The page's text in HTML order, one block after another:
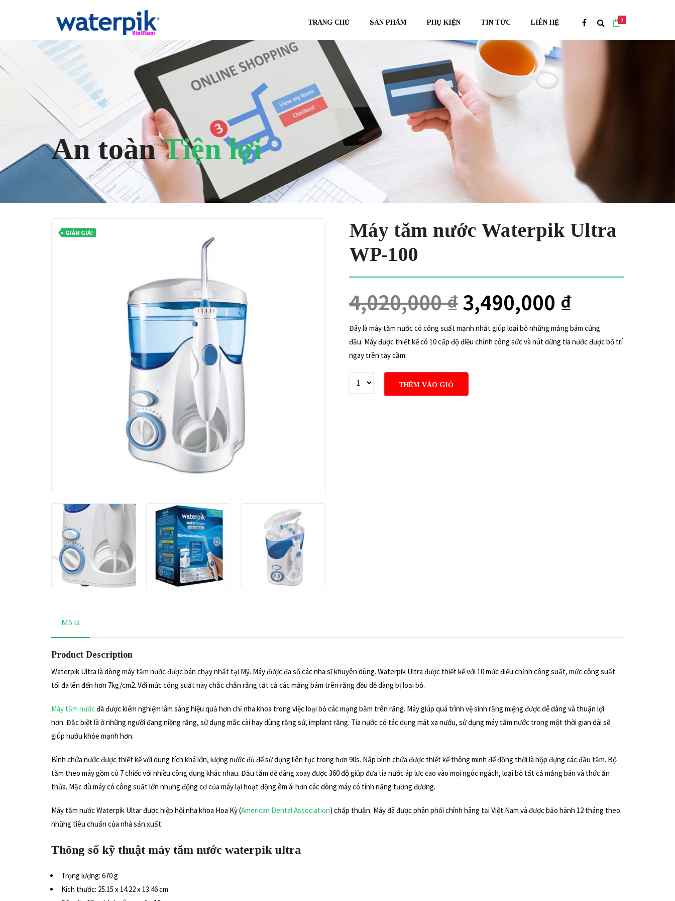
0
TRANG CHỦ SẢN PHẨM PHỤ KIỆN TIN TỨC LIÊN HỆ
An toànTiện lợi
GIẢM GIÁ!
Máy tăm nước Waterpik Ultra
WP-100
4,020,000₫3,490,000 ₫
Đây là máy tăm nước có công suất mạnh nhất giúp loại bỏ những mảng bám cứng
đầu. Máy được thiết kế có 10 cấp độ điều chỉnh công sức và nút dừng tia nước được bố trí
ngay trên tay cầm.
THÊM VÀO GIỎ
Mô tả
Product Description
Waterpik Ultra là dòng máy tăm nước được bán chạy nhất tại Mỹ. Máy được đa số các nha sĩ khuyên dùng. Waterpik Ultra được thiết kế với 10 mức điều chỉnh công suất, mức công suất
tối đa lên đến hơn 7kg/cm2. Với mức công suất này chắc chắn rằng tất cả các mảng bám trên răng đều dễ dàng bị loại bỏ.
Máy tăm nướcđã được kiểm nghiệm lâm sàng hiệu quả hơn chỉ nha khoa trong việc loại bỏ các mạng băm trên răng. Máy giúp quá trình vệ sinh răng miệng được dễ dàng và thuận lợi
hơn. Đặc biệt là ở những người đang niềng răng, sử dụng mắc cài hay dùng răng sứ, implant răng. Tia nước có tác dụng mát xa nướu, sử dụng máy tăm nước trong một thời gian dài sẽ
giúp nướu khỏe mạnh hơn.
Bình chứa nước được thiết kế với dung tích khá lớn, lượng nước đủ để sử dụng liên tục trong hơn 90s. Nắp bình chứa được thiết kế thông minh để đồng thời là hộp đựng các đầu tăm. Bộ
tăm theo máy gồm có 7 chiếc với nhiều công dụng khác nhau. Đầu tăm dễ dàng xoay được 360 độ giúp đưa tia nước áp lực cao vào mọi ngóc ngách, loại bỏ tất cả mảng bán và thức ăn
thừa. Mặc dù máy có công suất lớn nhưng động cơ của máy lại hoạt động êm ái hơn các dòng máy có tính năng tương đương.
Máy tăm nước Waterpik Ultar được hiệp hội nha khoa Hoa Kỳ (American Dental Association) chấp thuận. Máy đã được phân phối chính hãng tại Việt Nam và được bảo hành 12 tháng theo
những tiêu chuẩn của nhà sản xuất.
Thông số kỹ thuật máy tăm nước waterpik ultra
Trọng lượng: 670 g
Kích thước: 25.15 x 14.22 x 13.46 cm